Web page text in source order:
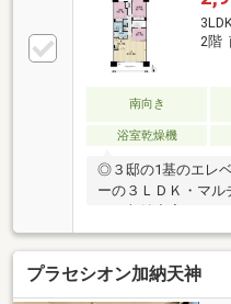
2階
南向き
浴室乾燥機
◎３邸の1基のエレ
ーの３ＬＤＫ・マル
機付・オープンタ
浄乾燥機付・約16.4
房設置・バルコニー
トランクルーム・平
プラセシオン加納天神